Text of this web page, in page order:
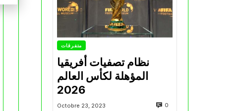
متفرقات
نظام تصفيات أفريقيا
المؤهلة لكأس العالم
2026
Octobre 23, 2023 0